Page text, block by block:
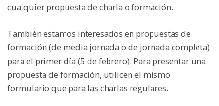
cualquier propuesta de charla o formación.
También estamos interesados en propuestas de
formación (de media jornada o de jornada completa)
para el primer día (5 de febrero). Para presentar una
propuesta de formación, utilicen el mismo
formulario que para las charlas regulares.